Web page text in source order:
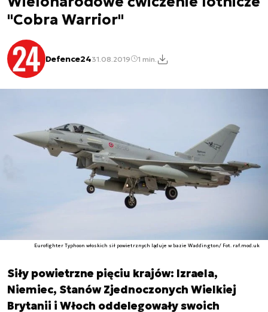
"Cobra Warrior"
Defence2431.08.2019 1 min.
Eurofighter Typhoon włoskich sił powietrznych ląduje w bazie Waddington/ Fot. raf.mod.uk
Siły powietrzne pięciu krajów: Izraela,
Niemiec, Stanów Zjednoczonych Wielkiej
Brytanii i Włoch oddelegowały swoich